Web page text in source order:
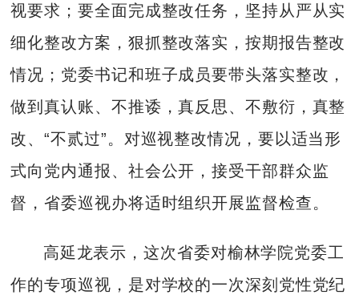
视要求；要全面完成整改任务，坚持从严从实
细化整改方案，狠抓整改落实，按期报告整改
情况；党委书记和班子成员要带头落实整改，
做到真认账、不推诿，真反思、不敷衍，真整
改、“不贰过”。对巡视整改情况，要以适当形
式向党内通报、社会公开，接受干部群众监
督，省委巡视办将适时组织开展监督检查。
高延龙表示，这次省委对榆林学院党委工
作的专项巡视，是对学校的一次深刻党性党纪